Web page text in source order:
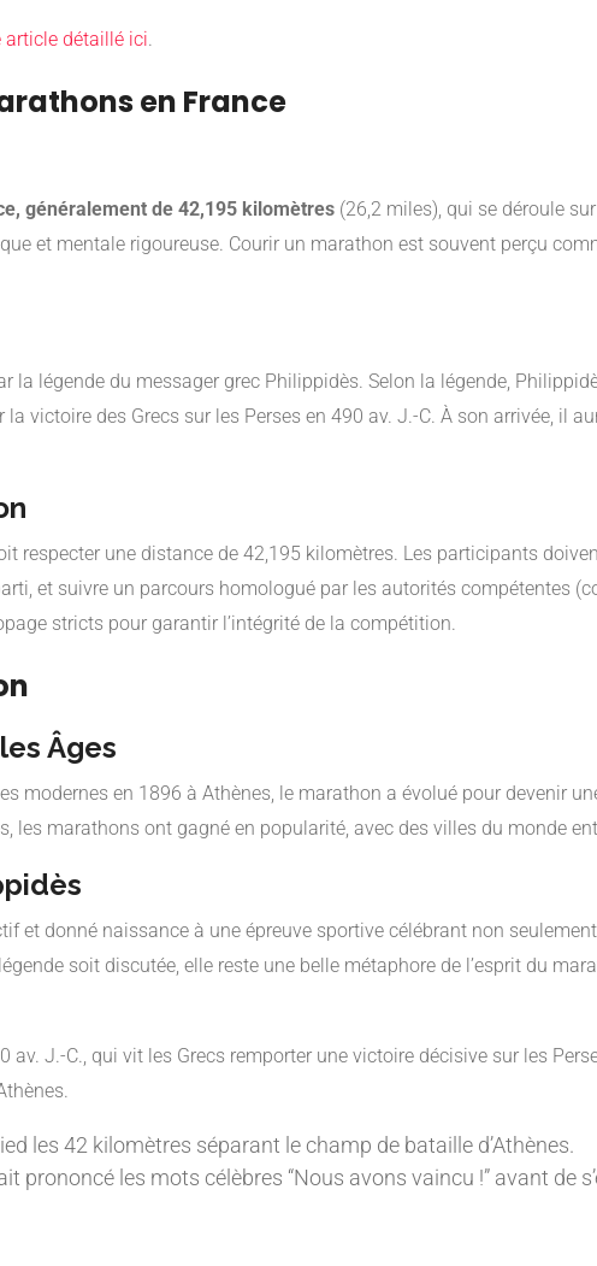
article détaillé ici.
en France
généralement de 42,195 kilomètres (26,2 miles), qui se déroule
et mentale rigoureuse. Courir un marathon est souvent perçu
la légende du messager grec Philippidès. Selon la légende,
victoire des Grecs sur les Perses en 490 av. J.-C. À son arrivée, il
respecter une distance de 42,195 kilomètres. Les participants
et suivre un parcours homologué par les autorités compétentes
stricts pour garantir l’intégrité de la compétition.
Âges
modernes en 1896 à Athènes, le marathon a évolué pour devenir
les marathons ont gagné en popularité, avec des villes du monde
et donné naissance à une épreuve sportive célébrant non
soit discutée, elle reste une belle métaphore de l’esprit du
av. J.-C., qui vit les Grecs remporter une victoire décisive sur les
les 42 kilomètres séparant le champ de bataille d’Athènes.
prononcé les mots célèbres “Nous avons vaincu !” avant de